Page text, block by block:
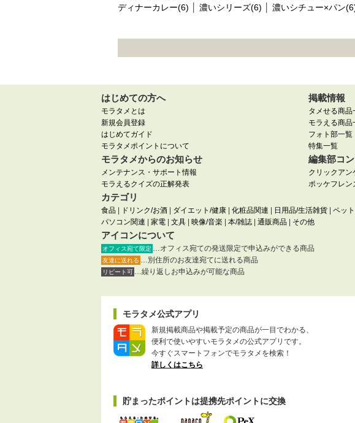
ディナーカレー(6)
濃いシリーズ(6) 濃いシチュー×パン
はじめての方へ
モラタメとは
新規会員登録
はじめてガイド
モラタメポイントについて
掲載情報
タメせる商品
モラえる商品
フォト部一覧
特集一覧
モラタメからのお知らせ
メンテナンス・サポート情報
モラえるクイズの正解発表
編集部コ
クリックアン
ポッケフレン
カテゴリ
食品 ドリンク/お酒 ダイエット/健康 化粧品関連 日用品/生活雑貨 ペッ
パソコン関連
家電 文具 映像/音楽 本/雑誌 通販商品 その他
アイコンについて
オフィス宛て限定 …オフィス宛ての発送限定で申込みができる商品
友達に送れる …別住所のお友達宛てに送れる商品
リピート可 …繰り返しお申込みが可能な商品
モラタメ公式アプリ
新規掲載商品や掲載予定の商品が一目でわかる、
便利で使いやすいモラタメの公式アプリです。
今すぐスマートフォンでモラタメを検索！
詳しくはこちら
貯まったポイントは提携先ポイントに交換